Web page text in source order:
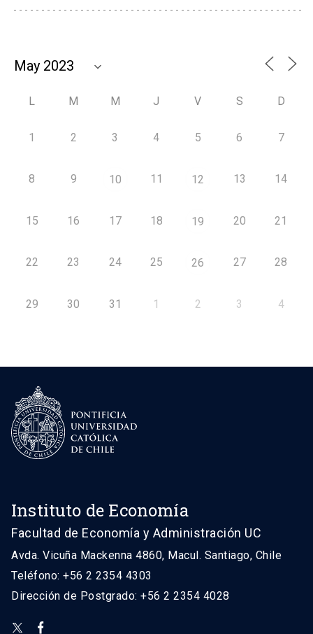
L M M J V S D
1 2 3 4 5 6 7
8 9 10 11 12 13 14
15 16 17 18 19 20 21
22 23 24 25 26 27 28
29 30 31 1 2 3 4
Instituto de Economía
Facultad de Economía y Administración UC
Avda. Vicuña Mackenna 4860, Macul. Santiago, Chile
Teléfono: +56 2 2354 4303
Dirección de Postgrado: +56 2 2354 4028